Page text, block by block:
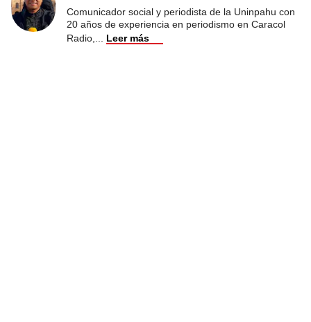
Comunicador social y periodista de la Uninpahu con
20 años de experiencia en periodismo en Caracol
Radio,
Leer más